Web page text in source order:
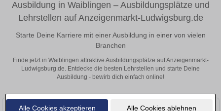
Alle Cookies akzeptieren Alle Cookies ablehnen
Ausbildung in Waiblingen – Ausbildungsplätze und
Lehrstellen auf Anzeigenmarkt-Ludwigsburg.de
Starte Deine Karriere mit einer Ausbildung in einer von vielen
Branchen
Finde jetzt in Waiblingen attraktive Ausbildungsplätze auf Anzeigenmarkt-
Ludwigsburg.de. Entdecke die besten Lehrstellen und starte Deine
Ausbildung - bewirb dich einfach online!